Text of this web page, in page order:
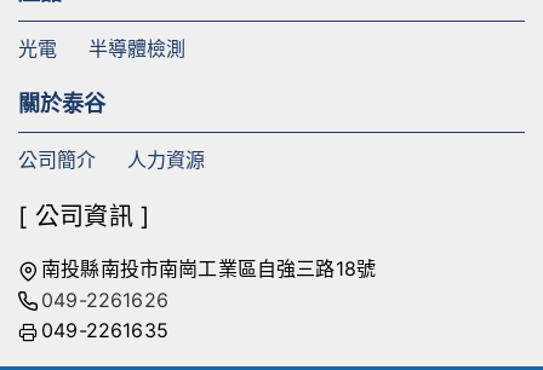
光電 半導體檢測
關於泰谷
公司簡介 人力資源
[ 公司資訊 ]
南投縣南投市南崗工業區自強三路18號
049-2261626
049-2261635